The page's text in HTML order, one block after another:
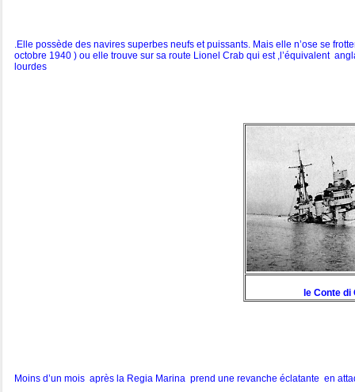
.Elle possède des navires superbes neufs et puissants. Mais elle n’ose se
octobre 1940 ) ou elle trouve sur sa route Lionel Crab qui est ,l’équivalent
lourdes
le Conte di
Moins d’un mois après la Regia Marina prend une revanche éclatante en